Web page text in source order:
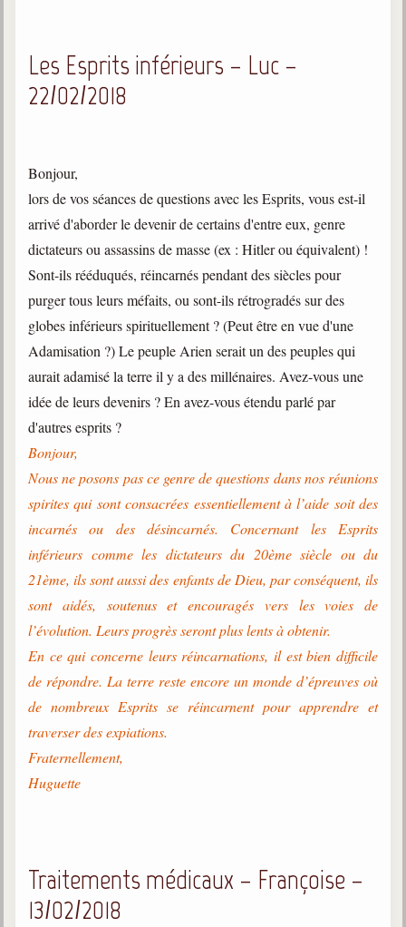
Les Esprits inférieurs – Luc –
22/02/2018
Bonjour,
lors de vos séances de questions avec les Esprits, vous est-il
arrivé d'aborder le devenir de certains d'entre eux, genre
dictateurs ou assassins de masse (ex : Hitler ou équivalent) !
Sont-ils rééduqués, réincarnés pendant des siècles pour
purger tous leurs méfaits, ou sont-ils rétrogradés sur des
globes inférieurs spirituellement ? (Peut être en vue d'une
Adamisation ?) Le peuple Arien serait un des peuples qui
aurait adamisé la terre il y a des millénaires. Avez-vous une
idée de leurs devenirs ? En avez-vous étendu parlé par
d'autres esprits ?
Bonjour,
Nous ne posons pas ce genre de questions dans nos réunions
spirites qui sont consacrées essentiellement à l’aide soit des
incarnés ou des désincarnés. Concernant les Esprits
inférieurs comme les dictateurs du 20ème siècle ou du
21ème, ils sont aussi des enfants de Dieu, par conséquent, ils
sont aidés, soutenus et encouragés vers les voies de
l’évolution. Leurs progrès seront plus lents à obtenir.
En ce qui concerne leurs réincarnations, il est bien difficile
de répondre. La terre reste encore un monde d’épreuves où
de nombreux Esprits se réincarnent pour apprendre et
traverser des expiations.
Fraternellement,
Huguette
Traitements médicaux – Françoise –
13/02/2018